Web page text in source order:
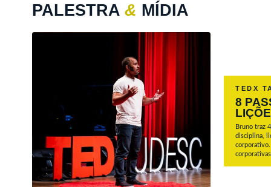
PALESTRA & MÍDIA
TEDX
8
Bruno traz
disciplina,